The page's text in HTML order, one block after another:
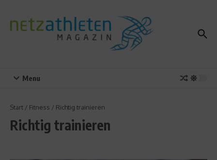
Menu
Start / Fitness / Richtig trainieren
Richtig trainieren